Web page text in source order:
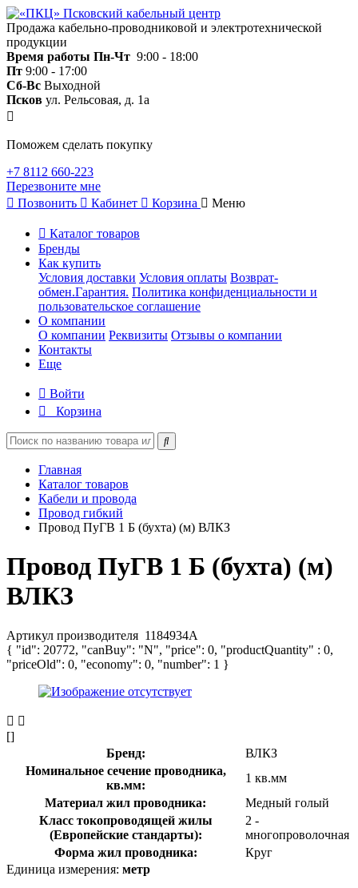
Продажа кабельно-проводниковой и электротехнической
продукции
Время работы Пн-Чт 9:00 - 18:00
Пт 9:00 - 17:00
Сб-Вс Выходной
Псков ул. Рельсовая, д. 1а
Поможем сделать покупку
+7 8112 660-223
Перезвоните мне
Позвонить
Кабинет Корзина Меню
Каталог товаров
Бренды
Как купить
Условия доставки Условия оплаты Возврат-
обмен.Гарантия. Политика конфиденциальности и
пользовательское соглашение
О компании
О компании Реквизиты Отзывы о компании
Контакты
Еще
Войти
Корзина
Главная
Каталог товаров
Кабели и провода
Провод гибкий
Провод ПуГВ 1 Б (бухта) (м) ВЛКЗ
Провод ПуГВ 1 Б (бухта) (м)
ВЛКЗ
Артикул производителя 1184934А
{ "id": 20772, "canBuy": "N", "price": 0, "productQuantity" : 0,
"priceOld": 0, "economy": 0, "number": 1 }
[]
Бренд:
ВЛКЗ
Номинальное сечение проводника,
кв.мм:
1 кв.мм
Материал жил проводника:
Медный голый
Класс токопроводящей жилы
(Европейские стандарты):
2 -
многопроволочная
Форма жил проводника:
Круг
Единица измерения: метр